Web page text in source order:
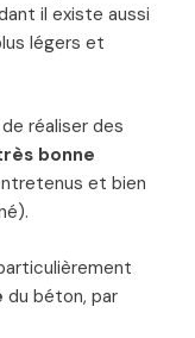
il existe aussi
légers et
réaliser des
bonne
et bien
du béton, par